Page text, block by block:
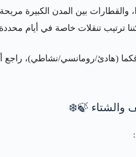
بين المدن الكبيرة
ترتيب تنقلات خاصة في أيام
(هادئ/رومانسي/نشاطي)، راجع